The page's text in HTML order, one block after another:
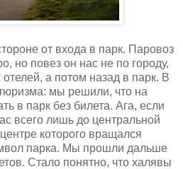
от входа в парк. Паровоз
но повез он нас не по городу,
а потом назад в парк. В
мы решили, что на
в парк без билета. Ага, если
всего лишь до центральной
которого вращался
парка. Мы прошли дальше
Стало понятно, что халявы